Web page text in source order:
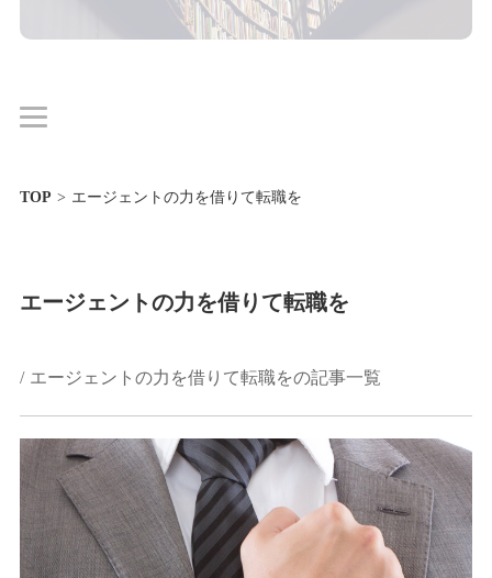
TOP > エージェントの力を借りて転職を
エージェントの力を借りて転職を
エージェントの力を借りて転職をの記事一覧